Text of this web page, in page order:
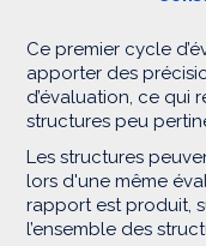
Ce premier cycle
apporter des
d’évaluation, ce qui
structures peu
Les structures
lors d'une même
rapport est produit,
l’ensemble des